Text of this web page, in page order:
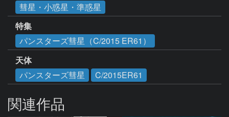
彗星・小惑星・準惑星
特集
パンスターズ彗星（C/2015 ER61）
天体
パンスターズ彗星
C/2015ER61
関連作品